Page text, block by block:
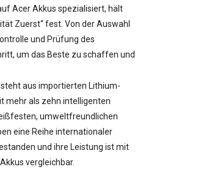
Acer Akkus spezialisiert, hält
Zuerst“ fest. Von der Auswahl
und Prüfung des
um das Beste zu schaffen und
aus importierten Lithium-
mehr als zehn intelligenten
umweltfreundlichen
eine Reihe internationaler
und ihre Leistung ist mit
vergleichbar.